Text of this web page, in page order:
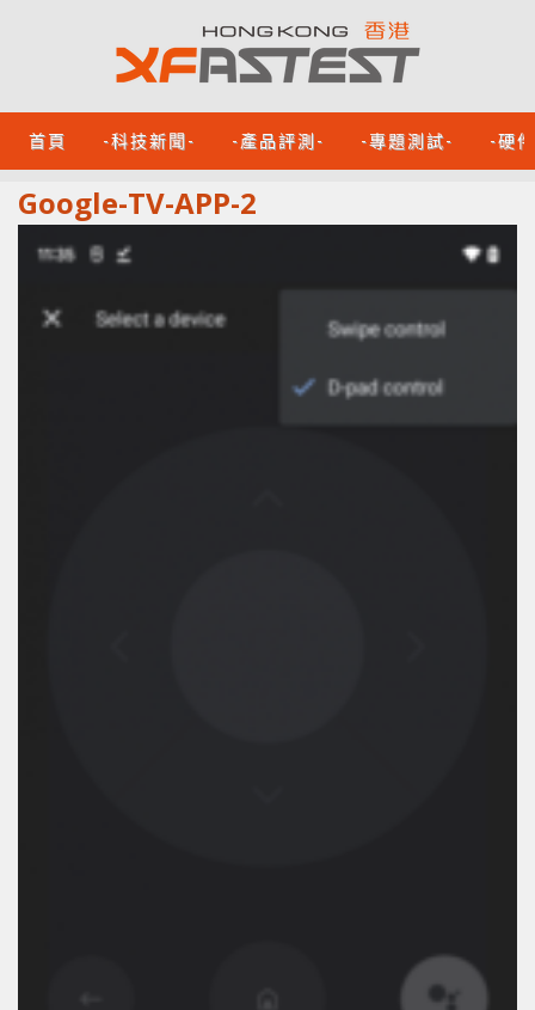
首頁 -科技新聞- -產品評測- -專題測試- -硬
Google-TV-APP-2